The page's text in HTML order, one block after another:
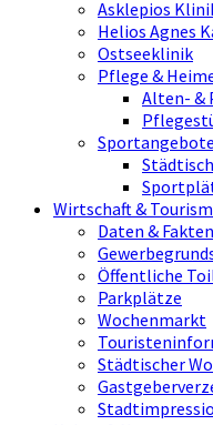
Asklepios
Helios Agnes
Ostseeklinik
Pflege &
Alten- &
Sportangebote
Wirtschaft &
Daten & Fakten
Öffentliche
Parkplätze
Wochenmarkt
Städtischer